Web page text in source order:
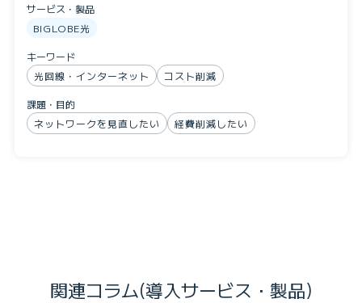
サービス・製品
BIGLOBE光
キーワード
光回線・インターネット
コスト削減
課題・目的
ネットワークを見直したい
経費削減したい
関連コラム(導入サービス・製品)